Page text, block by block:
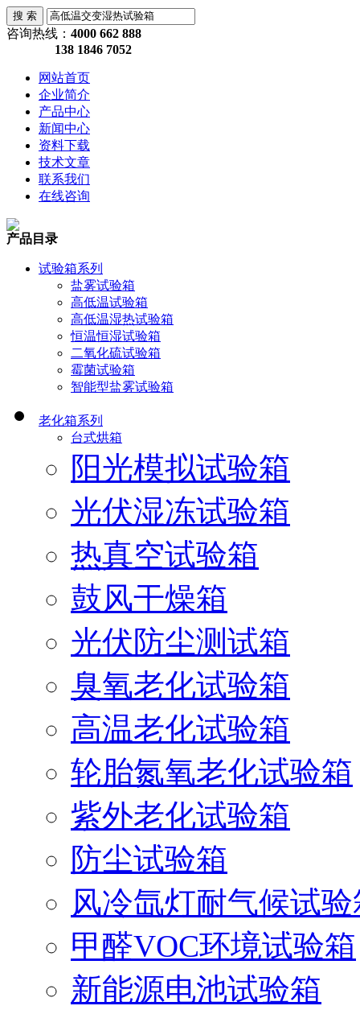
咨询热线： 4000 662 888
138 1846 7052
网站首页
企业简介
产品中心
新闻中心
资料下载
技术文章
联系我们
在线咨询
产品目录
试验箱系列
盐雾试验箱
高低温试验箱
高低温湿热试验箱
恒温恒湿试验箱
二氧化硫试验箱
霉菌试验箱
智能型盐雾试验箱
老化箱系列
台式烘箱
阳光模拟试验箱
光伏湿冻试验箱
热真空试验箱
鼓风干燥箱
光伏防尘测试箱
臭氧老化试验箱
高温老化试验箱
轮胎氮氧老化试验箱
紫外老化试验箱
防尘试验箱
风冷氙灯耐气候试
甲醛VOC环境试验箱
新能源电池试验箱